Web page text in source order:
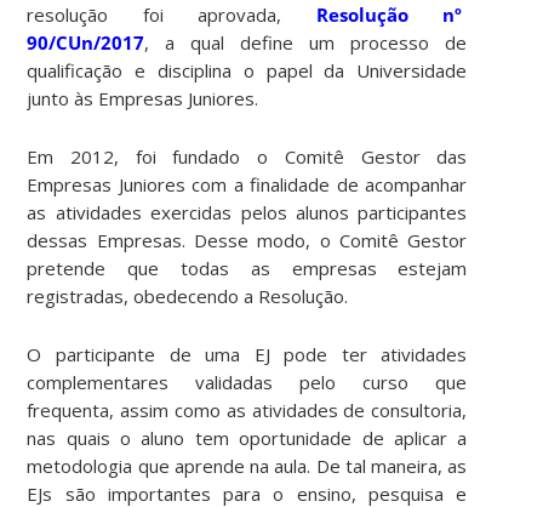
resolução foi aprovada, Resolução nº
90/CUn/2017, a qual define um processo de
qualificação e disciplina o papel da Universidade
junto às Empresas Juniores.
Em 2012, foi fundado o Comitê Gestor das
Empresas Juniores com a finalidade de acompanhar
as atividades exercidas pelos alunos participantes
dessas Empresas. Desse modo, o Comitê Gestor
pretende que todas as empresas estejam
registradas, obedecendo a Resolução.
O participante de uma EJ pode ter atividades
complementares validadas pelo curso que
frequenta, assim como as atividades de consultoria,
nas quais o aluno tem oportunidade de aplicar a
metodologia que aprende na aula. De tal maneira, as
EJs são importantes para o ensino, pesquisa e